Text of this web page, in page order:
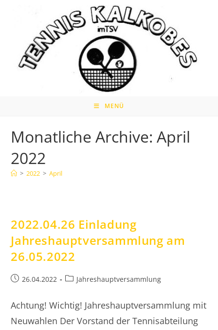
MENÜ
Monatliche Archive: April
2022
> 2022 > April
2022.04.26 Einladung
Jahreshauptversammlung am
26.05.2022
Beitrag26.04.2022
Beitrags-
Jahreshauptversammlung
Achtung! Wichtig! Jahreshauptversammlung mit
Neuwahlen Der Vorstand der Tennisabteilung